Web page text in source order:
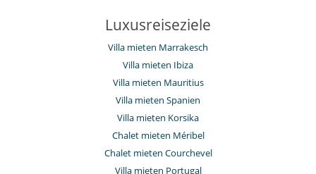
Luxusreiseziele
Villa mieten Marrakesch
Villa mieten Ibiza
Villa mieten Mauritius
Villa mieten Spanien
Villa mieten Korsika
Chalet mieten Méribel
Chalet mieten Courchevel
Villa mieten Portugal